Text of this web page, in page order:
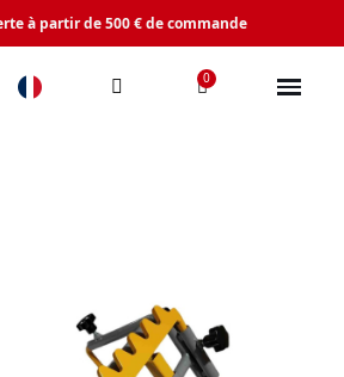
à partir de 500 € de commande